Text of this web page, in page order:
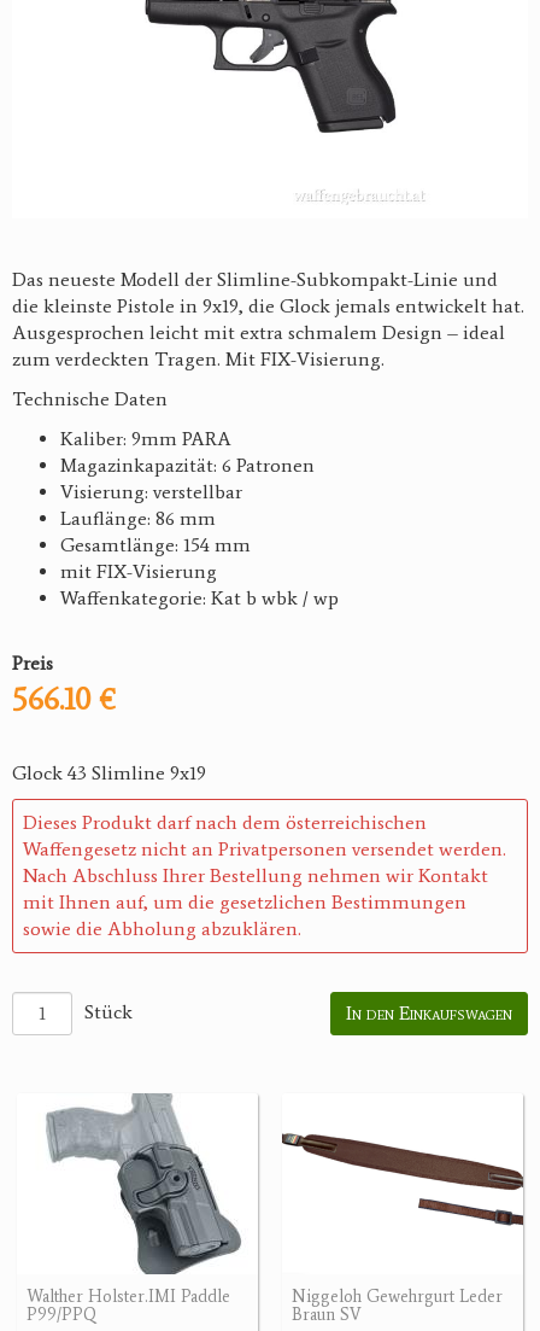
Das neueste Modell der Slimline-Subkompakt-Linie und
die kleinste Pistole in 9x19, die Glock jemals entwickelt hat.
Ausgesprochen leicht mit extra schmalem Design – ideal
zum verdeckten Tragen. Mit FIX-Visierung.
Technische Daten
Kaliber: 9mm PARA
Magazinkapazität: 6 Patronen
Visierung: verstellbar
Lauflänge: 86 mm
Gesamtlänge: 154 mm
mit FIX-Visierung
Waffenkategorie: Kat b wbk / wp
Preis
566.10 €
Glock 43 Slimline 9x19
Dieses Produkt darf nach dem österreichischen
Waffengesetz nicht an Privatpersonen versendet werden.
Nach Abschluss Ihrer Bestellung nehmen wir Kontakt
mit Ihnen auf, um die gesetzlichen Bestimmungen
sowie die Abholung abzuklären.
Stück In den Einkaufswagen
Walther Holster.IMI Paddle
P99/PPQ
Niggeloh Gewehrgurt Leder
Braun SV